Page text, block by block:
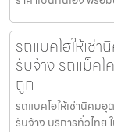
รถแบคโฮให้เช่
รับจ้าง รถแม็คโ
ถูก
รถแบคโฮให้เช่านิคม
รับจ้าง บริการทั่วไทย